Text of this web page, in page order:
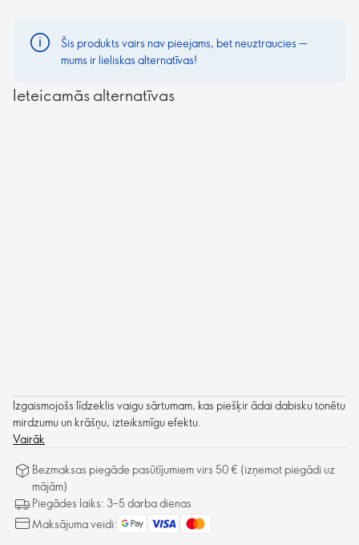
Šis produkts vairs nav pieejams, bet neuztraucies —
mums ir lieliskas alternatīvas!
Ieteicamās alternatīvas
Izgaismojošs līdzeklis vaigu sārtumam, kas piešķir ādai dabisku tonētu
mirdzumu un krāšņu, izteiksmīgu efektu.
Vairāk
Bezmaksas piegāde pasūtījumiem virs 50 € (izņemot piegādi uz
mājām)
Piegādes laiks: 3–5 darba dienas
Maksājuma veidi: